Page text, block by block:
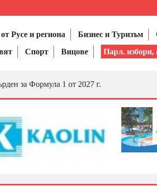
Русе и региона Бизнес и Туризъм
Спорт Вицове Парл. избори,
за Формула 1 от 2027 г.